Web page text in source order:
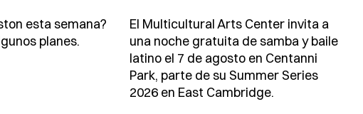
esta semana?
planes.
El Multicultural Arts Center invita a
una noche gratuita de samba y baile
latino el 7 de agosto en Centanni
Park, parte de su Summer Series
2026 en East Cambridge.